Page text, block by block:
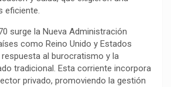
eficiente.
surge la Nueva Administración
como Reino Unido y Estados
al burocratismo y la
tradicional. Esta corriente incorpora
privado, promoviendo la gestión